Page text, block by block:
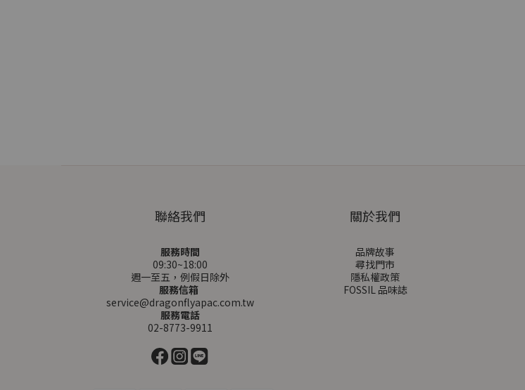
聯絡我們
服務時間
09:30~18:00
週一至五，例假日除外
服務信箱
service@dragonflyapac.com.tw
服務電話
02-8773-9911
關於我們
品牌故事
尋找門市
隱私權政策
FOSSIL 品味誌